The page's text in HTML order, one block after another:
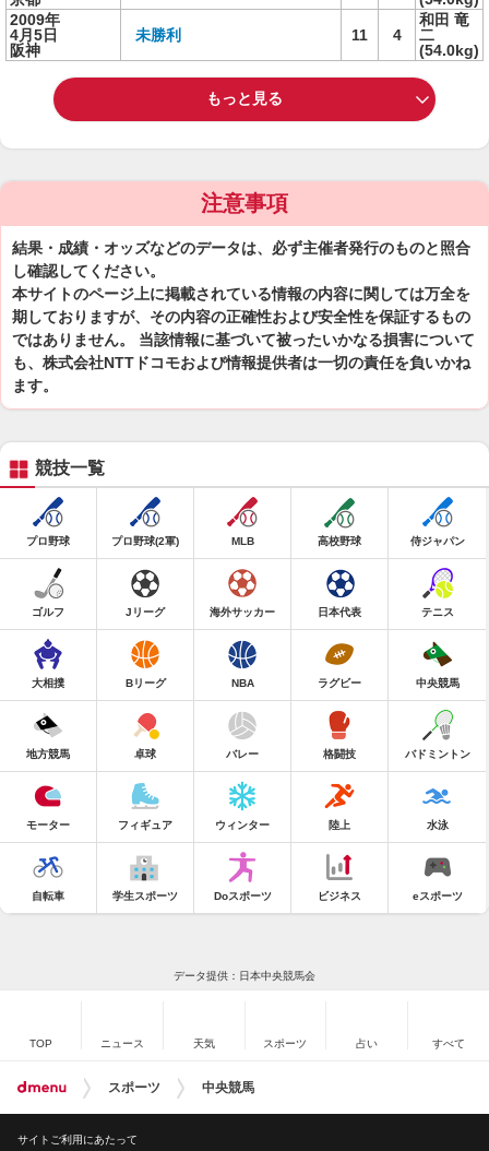
2009年
4月5日
阪神
未勝利 11 4
和田 竜
二
(54.0kg)
もっと見る
注意事項
結果・成績・オッズなどのデータは、必ず主催者発行のものと照合
し確認してください。
本サイトのページ上に掲載されている情報の内容に関しては万全を
期しておりますが、その内容の正確性および安全性を保証するもの
ではありません。 当該情報に基づいて被ったいかなる損害について
も、株式会社NTTドコモおよび情報提供者は一切の責任を負いかね
ます。
競技一覧
プロ野球 プロ野球(2軍) MLB 高校野球 侍ジャパン
ゴルフ Jリーグ 海外サッカー 日本代表 テニス
大相撲 Bリーグ NBA ラグビー 中央競馬
地方競馬 卓球 バレー 格闘技 バドミントン
モーター フィギュア ウィンター 陸上 水泳
自転車 学生スポーツ Doスポーツ ビジネス eスポーツ
データ提供：日本中央競馬会
TOP ニュース 天気 スポーツ 占い すべて
スポーツ 中央競馬
サイトご利用にあたって